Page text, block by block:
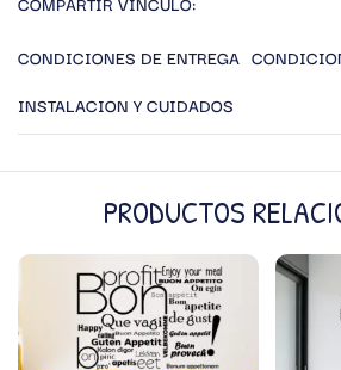
CONDICIONES DE ENTREGA
INSTALACION Y CUIDADOS
PRODUCTOS